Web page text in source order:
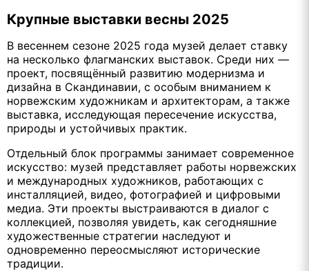
Крупные выставки весны 2025
В весеннем сезоне 2025 года музей делает ставку
на несколько флагманских выставок. Среди них —
проект, посвящённый развитию модернизма и
дизайна в Скандинавии, с особым вниманием к
норвежским художникам и архитекторам, а также
выставка, исследующая пересечение искусства,
природы и устойчивых практик.
Отдельный блок программы занимает современное
искусство: музей представляет работы норвежских
и международных художников, работающих с
инсталляцией, видео, фотографией и цифровыми
медиа. Эти проекты выстраиваются в диалог с
коллекцией, позволяя увидеть, как сегодняшние
художественные стратегии наследуют и
одновременно переосмысляют исторические
традиции.